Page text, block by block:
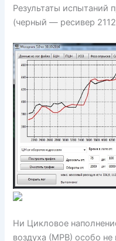
Результаты испытаний
(черный — ресивер
Ни Цикловое
воздуха (МРВ) особо